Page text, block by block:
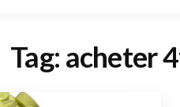
Tag: acheter